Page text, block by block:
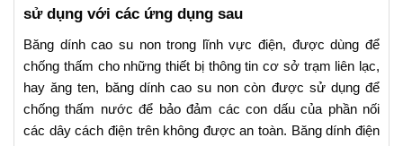
sử dụng với các ứng dụng sau
Băng dính cao su non trong lĩnh vực điện, được dùng để
chống thấm cho những thiết bị thông tin cơ sở trạm liên lạc,
hay ăng ten, băng dính cao su non còn được sử dụng để
chống thấm nước để bảo đảm các con dấu của phần nối
các dây cách điện trên không được an toàn. Băng dính điện